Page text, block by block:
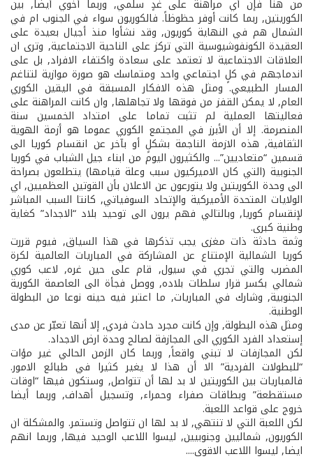
من هنا فإن أي مراهنة على غدٍ سلمي, وربما أخوي أيضاً, بين
الكوريتين, ربما كانت أوفر حظوظاً. فالكوريون سواء في الجنوب ام في
الشمال هم في النهاية كوريون, وقد نشأوا منذ أجيال بعيدة على
العقيدة الكونفوشيوسية التي تركز على الناحية الاجتماعية, وترى ان
العلاقات الاجتماعية لا تعتمد على سعادة واكتفاء الافراد, بل على
اندماجهم في كلٍ اجتماعي واحد ومتماسك هو صورة موازية لتناغم
المسار الطبيعي. ومثل هذه الافكار المسبقة في اليقين الكوري
العام, لا يمكن القفز من فوقها ولا تجاهلها, وان كانت المراهنة على
فعاليتها العملية لم تثبت تماما على امتداد الخمسين سنة
المنصرمة. إلا أن الأبرز في المجتمع الكوري عموما هو أزمة الهوية
الثقافية, هذه الازمة الناجمة بشكلٍ أو بآخر عن انقسام كوريا الى
قسمين “متعاديين”... والكثيرون اليوم من ابناء جيل الشباب في كوريا
الجنوبية (التي كان الاميركيون سبب وعلة قيامها) يتطلعون بصراحة
الى وحدة الكوريتين ولا يتورعون عن الاعلان بأن القوتين العظميين, اي
الولايات المتحدة الأميركية والإتحاد السوفياتي, كانتا السبب المباشر
لإنقسام كوريا, وبالتالي فهم يرون الى توحيد بلاد “الاجداد” كغاية
وطنية كبرى.
وثمة حادثة ذات مغزى يجب تذكرها في هذا السياق, فيوم قررت
كوريا الشمالية الإمتناع عن المشاركة في المباريات العالمية لكرة
المضرب والتي تجري في سيول, قام على حين غره, لاعب كوري
شمالي بكسر قرار سلطات بلاده, ووصل فجأة الى العاصمة الكورية
الجنوبية, وشارك في المباريات, ما اعتبر فيه حينه نوعا من البطولة
الوطنية.
ومثل هذه البطولة, وإن كانت مجرد حادث فردي, إلا أنها تعبّر عن مدى
إستعداد الفرد الكوري الى المجازفة لصالح وحدة ارض الاجداد.
لكن المجازفات لا تبني واقعاً, وربما كان الزمن الحالي غير مؤات
“للبطولات الفردية” الا أن هذا لا يغير كثيرا في طبائع الامور.
فالمباريات بين الكوريتين لا بد لها أن تتواصل, وستكون فيها “اوقات
مستقطعة” وبطاقات صفراء وحمراء, وتسجيل أهداف, وربما أيضا
خروج على قواعد اللعبة.
لكن اللعبة التي لا تنتهي, لا بد لها ان تتواصل وتستمر. والمشكلة ان
الكوريون, شماليين وجنوبيين, ليسوا اللاعب الوحيد فيها, وربما انهم
ايضا, ليسوا اللاعب الاقوى....